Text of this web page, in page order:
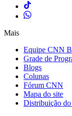
Mais
Equipe CNN
Grade de
Blogs
Colunas
Fórum CNN
Mapa do site
Distribuição